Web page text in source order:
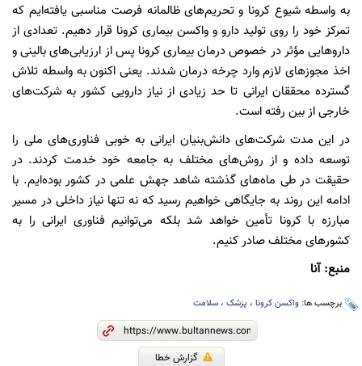
به واسطه شیوع کرونا و تحریم‌های ظالمانه فرصت مناسبی یافته‌ایم که
تمرکز خود را روی تولید دارو و واکسن بیماری کرونا قرار دهیم. تعدادی از
داروهایی مؤثر در خصوص درمان بیماری کرونا پس از ارزیابی‌های بالینی و
اخذ مجوزهای لازم وارد چرخه درمان شدند. یعنی اکنون به واسطه تلاش
گسترده محققان ایرانی تا حد زیادی از نیاز دارویی کشور به شرکت‌های
خارجی از بین رفته است.
در این مدت شرکت‌های دانش‌بنیان ایرانی به خوبی فناوری‌های ملی را
توسعه داده و از روش‌های مختلف به جامعه خود خدمت کردند. در
حقیقت در طی ماه‌های گذشته شاهد جهش علمی در کشور بوده‌ایم. با
ادامه این روند به جایگاهی خواهیم رسید که نه تنها نیاز داخلی در مسیر
مبارزه با کرونا تأمین خواهد شد بلکه می‌توانیم فناوری ایرانی را به
کشورهای مختلف صادر کنیم.
منبع: آنا
برچسب ها: واکسن کرونا ، پزشک ، سلامت
گزارش خطا